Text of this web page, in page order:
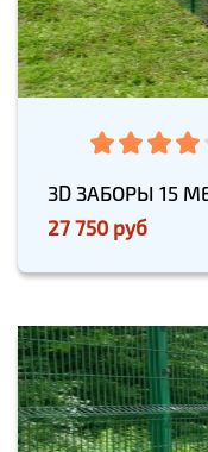
3D ЗАБОРЫ 15
27 750 руб